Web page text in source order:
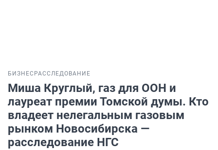
БИЗНЕС РАССЛЕДОВАНИЕ
Миша Круглый, газ для ООН и
лауреат премии Томской думы. Кто
владеет нелегальным газовым
рынком Новосибирска —
расследование НГС